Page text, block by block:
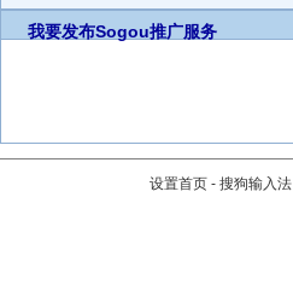
我要发布Sogou推广服务
设置首页 - 搜狗输入法